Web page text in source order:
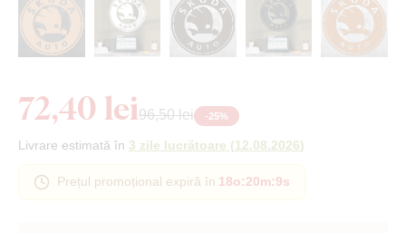
72,40 lei96,50 lei -25%
Livrare estimată în 3 zile lucrătoare (12.08.2026)
Prețul promoțional expiră în 18o:20m:8s